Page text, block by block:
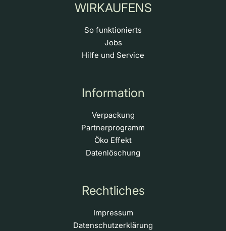
WIRKAUFENS
So funktionierts
Jobs
Hilfe und Service
Information
Verpackung
Partnerprogramm
Öko Effekt
Datenlöschung
Rechtliches
Impressum
Datenschutzerklärung